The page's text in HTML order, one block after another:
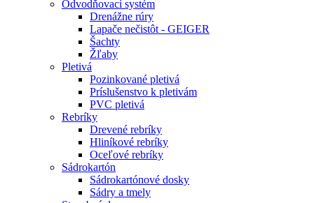
Odvodňovací systém
Drenážne rúry
Lapače nečistôt - GEIGER
Šachty
Žľaby
Pletivá
Pozinkované pletivá
Príslušenstvo k pletivám
PVC pletivá
Rebríky
Drevené rebríky
Hliníkové rebríky
Oceľové rebríky
Sádrokartón
Sádrokartónové dosky
Sádry a tmely